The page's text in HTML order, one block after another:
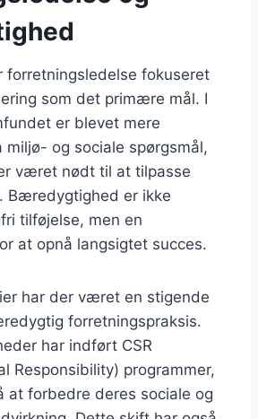
forretningsledelse fokuseret
som det primære mål. I
er blevet mere
og sociale spørgsmål,
været nødt til at tilpasse
Bæredygtighed er ikke
tilføjelse, men en
at opnå langsigtet succes.
har der været en stigende
forretningspraksis.
har indført CSR
Responsibility) programmer,
at forbedre deres sociale og